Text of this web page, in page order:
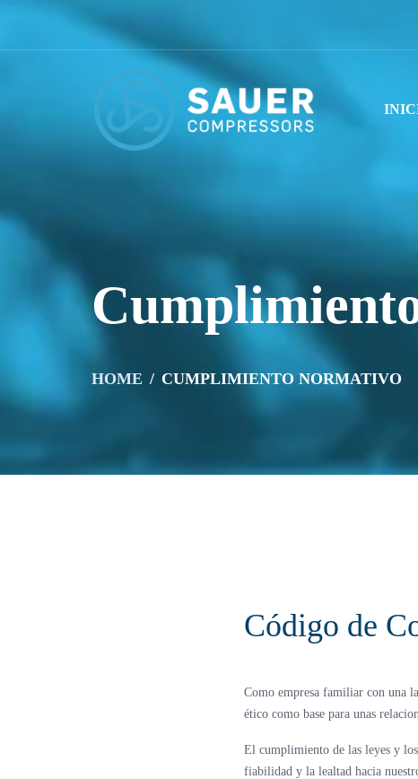
HOME CUMPLIMIENTO NORMATIVO
Código de
Como empresa familiar con una
ético como base para unas
El cumplimiento de las leyes y los
fiabilidad y la lealtad hacia